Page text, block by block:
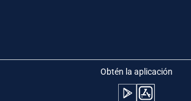
Obtén la aplicación